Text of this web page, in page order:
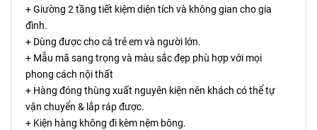
+ Giường 2 tầng tiết kiệm diện tích và không gian cho gia
đình.
+ Dùng được cho cả trẻ em và người lớn.
+ Mẫu mã sang trọng và màu sắc đẹp phù hợp với mọi
phong cách nội thất
+ Hàng đóng thùng xuất nguyên kiện nên khách có thể tự
vận chuyển & lắp ráp được.
+ Kiện hàng không đi kèm nệm bông.